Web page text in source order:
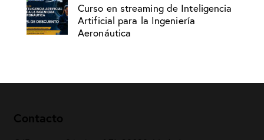
Curso en streaming de Inteligencia
Artificial para la Ingeniería
Aeronáutica
Contacto